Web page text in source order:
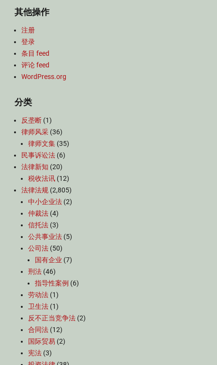
其他操作
注册
登录
条目 feed
评论 feed
WordPress.org
分类
反垄断 (1)
律师风采 (36)
律师文集 (35)
民事诉讼法 (6)
法律新知 (20)
税收法讯 (12)
法律法规 (2,805)
中小企业法 (2)
仲裁法 (4)
信托法 (3)
公共事业法 (5)
公司法 (50)
国有企业 (7)
刑法 (46)
指导性案例 (6)
劳动法 (1)
卫生法 (1)
反不正当竞争法 (2)
合同法 (12)
国际贸易 (2)
宪法 (3)